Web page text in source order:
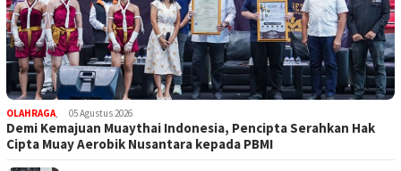
OLAHRAGA, 05 Agustus 2026
Demi Kemajuan Muaythai Indonesia, Pencipta Serahkan Hak
Cipta Muay Aerobik Nusantara kepada PBMI